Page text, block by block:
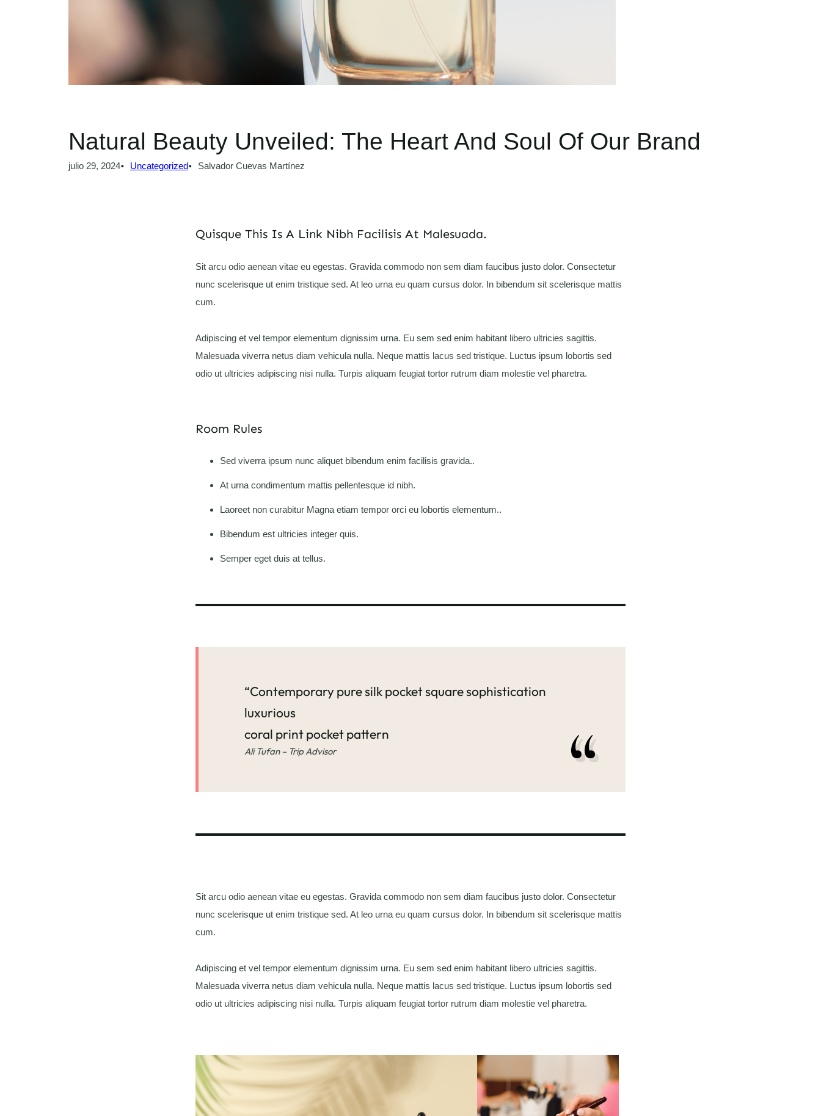
Natural Beauty Unveiled: The Heart And Soul Of Our Brand
julio 29, 2024 Uncategorized Salvador Cuevas Martínez
Quisque This Is A Link Nibh Facilisis At Malesuada.
Sit arcu odio aenean vitae eu egestas. Gravida commodo non sem diam faucibus justo dolor. Consectetur
nunc scelerisque ut enim tristique sed. At leo urna eu quam cursus dolor. In bibendum sit scelerisque mattis
cum.
Adipiscing et vel tempor elementum dignissim urna. Eu sem sed enim habitant libero ultricies sagittis.
Malesuada viverra netus diam vehicula nulla. Neque mattis lacus sed tristique. Luctus ipsum lobortis sed
odio ut ultricies adipiscing nisi nulla. Turpis aliquam feugiat tortor rutrum diam molestie vel pharetra.
Room Rules
Sed viverra ipsum nunc aliquet bibendum enim facilisis gravida..
At urna condimentum mattis pellentesque id nibh.
Laoreet non curabitur Magna etiam tempor orci eu lobortis elementum..
Bibendum est ultricies integer quis.
Semper eget duis at tellus.
“Contemporary pure silk pocket square sophistication
luxurious
coral print pocket pattern
Ali Tufan – Trip Advisor
Sit arcu odio aenean vitae eu egestas. Gravida commodo non sem diam faucibus justo dolor. Consectetur
nunc scelerisque ut enim tristique sed. At leo urna eu quam cursus dolor. In bibendum sit scelerisque mattis
cum.
Adipiscing et vel tempor elementum dignissim urna. Eu sem sed enim habitant libero ultricies sagittis.
Malesuada viverra netus diam vehicula nulla. Neque mattis lacus sed tristique. Luctus ipsum lobortis sed
odio ut ultricies adipiscing nisi nulla. Turpis aliquam feugiat tortor rutrum diam molestie vel pharetra.